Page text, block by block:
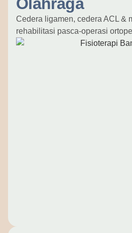
Olahraga
Cedera ligamen, cedera ACL &
rehabilitasi pasca-operasi